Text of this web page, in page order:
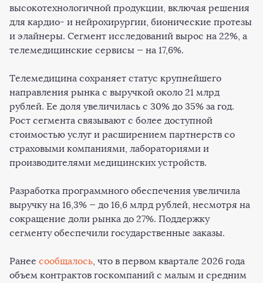
высокотехнологичной продукции, включая решения
для кардио- и нейрохирургии, бионические протезы
и элайнеры. Сегмент исследований вырос на 22%, а
телемедицинские сервисы — на 17,6%.
Телемедицина сохраняет статус крупнейшего
направления рынка с выручкой около 21 млрд
рублей. Ее доля увеличилась с 30% до 35% за год.
Рост сегмента связывают с более доступной
стоимостью услуг и расширением партнерств со
страховыми компаниями, лабораториями и
производителями медицинских устройств.
Разработка программного обеспечения увеличила
выручку на 16,3% — до 16,6 млрд рублей, несмотря на
сокращение доли рынка до 27%. Поддержку
сегменту обеспечили государственные заказы.
Ранее сообщалось, что в первом квартале 2026 года
объем контрактов госкомпаний с малым и средним